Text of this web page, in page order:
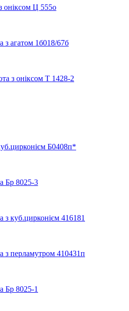
оніксом Ц 555о
з агатом 1б018/67б
з оніксом Т 1428-2
Б0408п*
Бр 8025-3
з куб.цирконієм 416181
з перламутром 410431п
Бр 8025-1